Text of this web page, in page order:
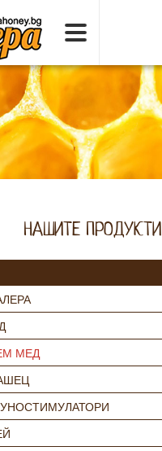
НАШИТЕ ПРОДУКТИ
МЕД